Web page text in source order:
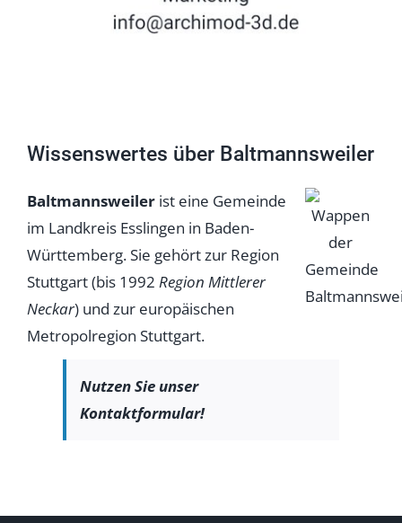
Wissenswertes über Baltmannsweiler
Baltmannsweiler ist eine Gemeinde
im Landkreis Esslingen in Baden-
Württemberg. Sie gehört zur Region
Stuttgart (bis 1992 Region Mittlerer
Neckar) und zur europäischen
Metropolregion Stuttgart.
Nutzen Sie unser
Kontaktformular!